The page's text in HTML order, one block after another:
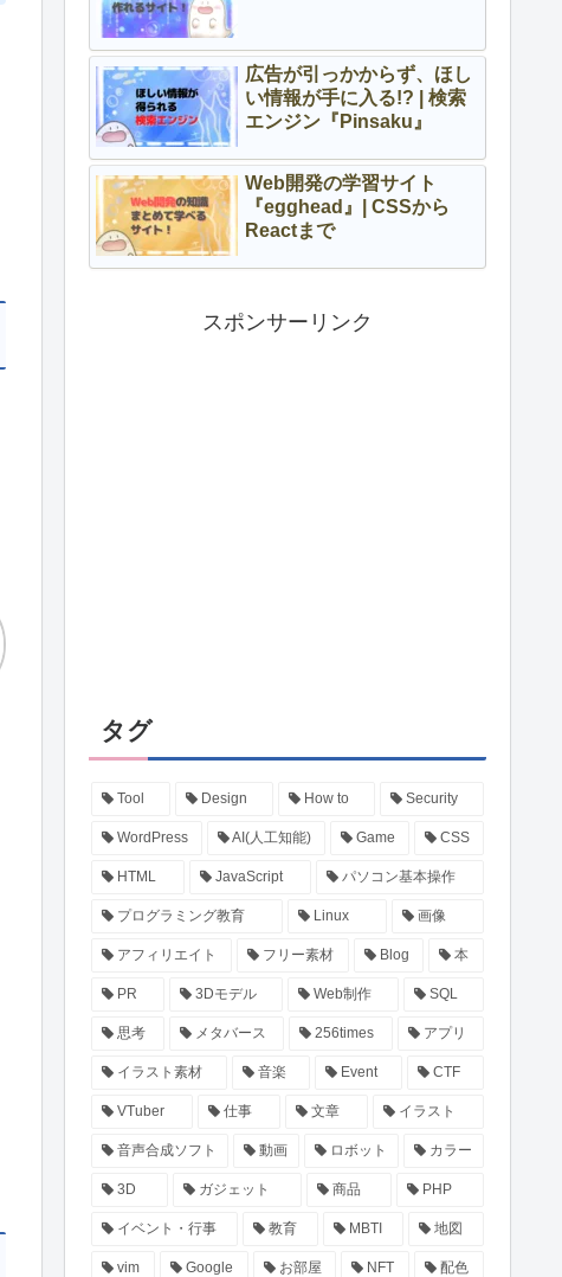
広告が引っかからず、ほし
い情報が手に入る!? | 検索
エンジン『Pinsaku』
Web開発の学習サイト
『egghead』| CSSから
Reactまで
スポンサーリンク
タグ
Tool Design How to Security
WordPress AI(人工知能) Game CSS
HTML JavaScript パソコン基本操作
プログラミング教育 Linux 画像
アフィリエイト フリー素材 Blog 本
PR 3Dモデル Web制作 SQL
思考 メタバース 256times アプリ
イラスト素材 音楽 Event CTF
VTuber 仕事 文章 イラスト
音声合成ソフト 動画 ロボット カラー
3D ガジェット 商品 PHP
イベント・行事 教育 MBTI 地図
vim Google お部屋 NFT 配色